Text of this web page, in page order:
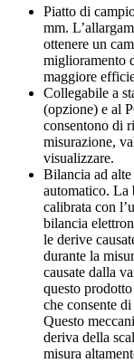
Piatto di
mm.
ottenere un
miglioramento
maggiore
Collegabile a
(opzione) e al
consentono di
misurazione,
visualizzare.
Bilancia ad
automatico. La
calibrata con
bilancia
le derive
durante la
causate dalla
questo
che consente
Questo
deriva della
misura